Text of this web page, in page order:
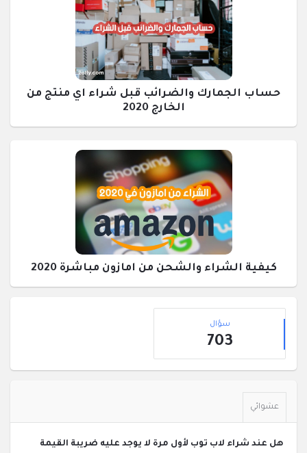
حساب الجمارك والضرائب قبل شراء اي منتج من
الخارج 2020
كيفية الشراء والشحن من امازون مباشرة 2020
القائمة
الجانبية
إحصائيات
سؤال
703
عشوائي
هل عند شراء لاب توب لأول مرة لا يوجد عليه ضريبة القيمة